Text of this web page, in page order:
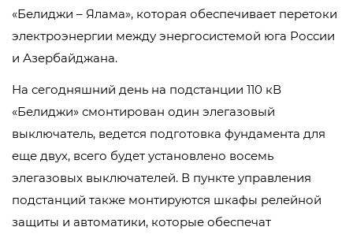
«Белиджи – Ялама», которая обеспечивает перетоки
электроэнергии между энергосистемой юга России
и Азербайджана.
На сегодняшний день на подстанции 110 кВ
«Белиджи» смонтирован один элегазовый
выключатель, ведется подготовка фундамента для
еще двух, всего будет установлено восемь
элегазовых выключателей. В пункте управления
подстанций также монтируются шкафы релейной
защиты и автоматики, которые обеспечат